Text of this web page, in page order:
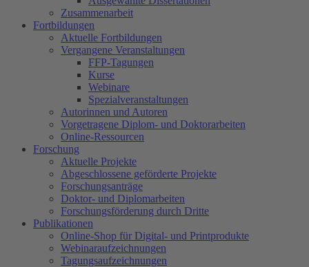
Zusammenarbeit
Fortbildungen
Aktuelle Fortbildungen
Vergangene Veranstaltungen
FFP-Tagungen
Kurse
Webinare
Spezialveranstaltungen
Autorinnen und Autoren
Vorgetragene Diplom- und Doktorarbeiten
Online-Ressourcen
Forschung
Aktuelle Projekte
Abgeschlossene geförderte Projekte
Forschungsanträge
Doktor- und Diplomarbeiten
Forschungsförderung durch Dritte
Publikationen
Online-Shop für Digital- und Printprodukte
Webinaraufzeichnungen
Tagungsaufzeichnungen